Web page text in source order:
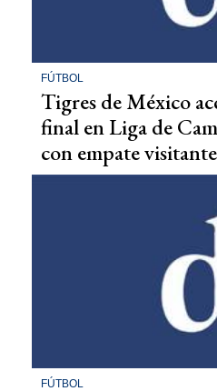
FÚTBOL
Tigres de México
final en Liga de
con empate visitante
FÚTBOL